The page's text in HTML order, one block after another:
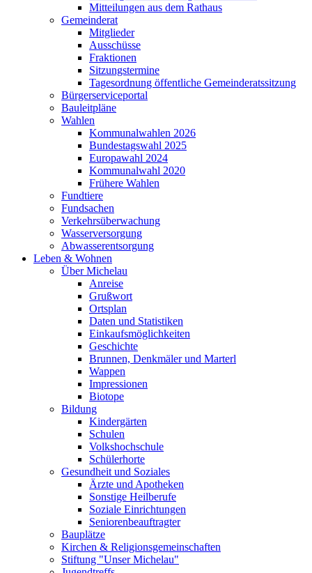
Mitteilungen aus dem Rathaus
Gemeinderat
Mitglieder
Ausschüsse
Fraktionen
Sitzungstermine
Tagesordnung öffentliche Gemeinderatssitzung
Bürgerserviceportal
Bauleitpläne
Wahlen
Kommunalwahlen 2026
Bundestagswahl 2025
Europawahl 2024
Kommunalwahl 2020
Frühere Wahlen
Fundtiere
Fundsachen
Verkehrsüberwachung
Wasserversorgung
Abwasserentsorgung
Leben & Wohnen
Über Michelau
Anreise
Grußwort
Ortsplan
Daten und Statistiken
Einkaufsmöglichkeiten
Geschichte
Brunnen, Denkmäler und Marterl
Wappen
Impressionen
Biotope
Bildung
Kindergärten
Schulen
Volkshochschule
Schülerhorte
Gesundheit und Soziales
Ärzte und Apotheken
Sonstige Heilberufe
Soziale Einrichtungen
Seniorenbeauftragter
Bauplätze
Kirchen & Religionsgemeinschaften
Stiftung "Unser Michelau"